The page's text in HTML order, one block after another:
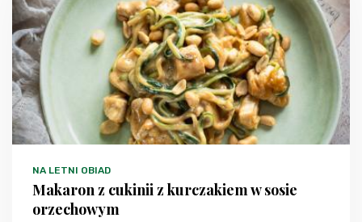
NA LETNI OBIAD
Makaron z cukinii z kurczakiem w sosie
orzechowym